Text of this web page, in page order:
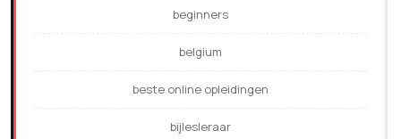
beginners
belgium
beste online opleidingen
bijlesleraar